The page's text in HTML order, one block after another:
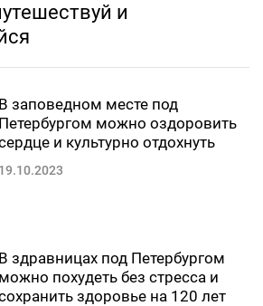
и
В заповедном месте под
Петербургом можно оздоровить
и культурно отдохнуть
19.10.2023
В здравницах под Петербургом
можно похудеть без стресса и
здоровье на 120 лет